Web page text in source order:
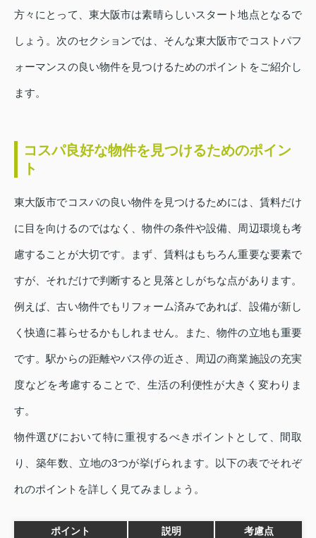
方々にとって、東大阪市は素晴らしいスタート地点となるで
しょう。次のセクションでは、そんな東大阪市でコストパフ
ォーマンスの良い物件を見つけるためのポイントをご紹介し
ます。
コスパ良好な物件を見つけるためのポイン
ト
東大阪市でコスパの良い物件を見つけるためには、賃料だけ
に目を向けるのではなく、物件の条件や設備、周辺環境も考
慮することが大切です。まず、賃料はもちろん重要な要素で
すが、それだけで判断すると見落としがちな点があります。
例えば、古い物件でもリフォーム済みであれば、設備が新し
く快適に暮らせるかもしれません。また、物件の立地も重要
です。駅からの距離やバス停の近さ、周辺の商業施設の充実
度などを考慮することで、生活の利便性が大きく変わりま
す。
物件選びにおいて特に重視するべきポイントとして、間取
り、築年数、立地の3つが挙げられます。以下の表でそれぞ
れのポイントを詳しく見てみましょう。
ポイント 説明 考慮点